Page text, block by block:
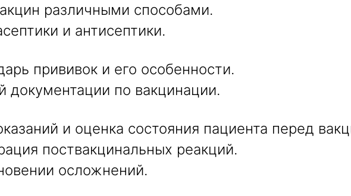
различными способами.
и антисептики.
прививок и его особенности.
документации по вакцинации.
и оценка состояния пациента перед
поствакцинальных реакций.
осложнений.